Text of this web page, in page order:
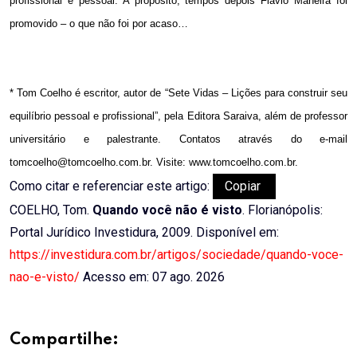
promovido – o que não foi por acaso…
* Tom Coelho é escritor, autor de “Sete Vidas – Lições para construir seu
equilíbrio pessoal e profissional”, pela Editora Saraiva, além de professor
universitário e palestrante. Contatos através do e-mail
tomcoelho@tomcoelho.com.br. Visite: www.tomcoelho.com.br.
Como citar e referenciar este artigo:
Copiar
COELHO, Tom. Quando você não é visto. Florianópolis:
Portal Jurídico Investidura, 2009. Disponível em:
https://investidura.com.br/artigos/sociedade/quando-voce-
nao-e-visto/ Acesso em: 07 ago. 2026
Compartilhe: